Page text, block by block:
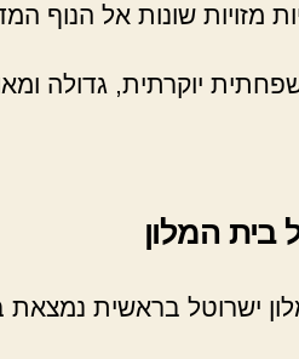
מזויות שונות אל הנוף
יוקרתית, גדולה
בית המלון
ישרוטל בראשית נמצאת